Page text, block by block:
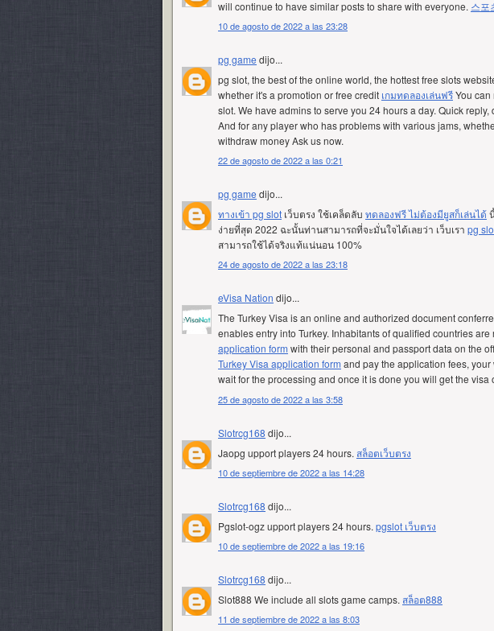
will continue to have similar posts to share with everyone. 스포
10 de agosto de 2022 a las 23:28
pg game dijo...
pg slot, the best of the online world, the hottest free slots
whether it's a promotion or free credit เกมทดลองเล่นฟรีYou can
slot. We have admins to serve you 24 hours a day. Quick
And for any player who has problems with various jams,
withdraw money Ask us now.
22 de agosto de 2022 a las 0:21
pg game dijo...
ทางเข้า pg slot เว็บตรง ใช้เคล็ดลับ ทดลองฟรี ไม่ต้องมียูสก็เล่นได้
ง่ายที่สุด 2022 ฉะนั้นท่านสามารถที่จะมั่นใจได้เลยว่า เว็บเรา pg
สามารถใช้ได้จริงแท้แน่นอน 100%
24 de agosto de 2022 a las 23:18
eVisa Nation dijo...
The Turkey Visa is an online and authorized document
enables entry into Turkey. Inhabitants of qualified countries are
application form with their personal and passport data on the
Turkey Visa application form and pay the application fees,
wait for the processing and once it is done you will get the visa
25 de agosto de 2022 a las 3:58
Slotrcg168 dijo...
Jaopg upport players 24 hours. สล็อตเว็บตรง
10 de septiembre de 2022 a las 14:28
Slotrcg168 dijo...
Pgslot-ogz upport players 24 hours. pgslot เว็บตรง
10 de septiembre de 2022 a las 19:16
Slotrcg168 dijo...
Slot888 We include all slots game camps. สล็อต888
11 de septiembre de 2022 a las 8:03